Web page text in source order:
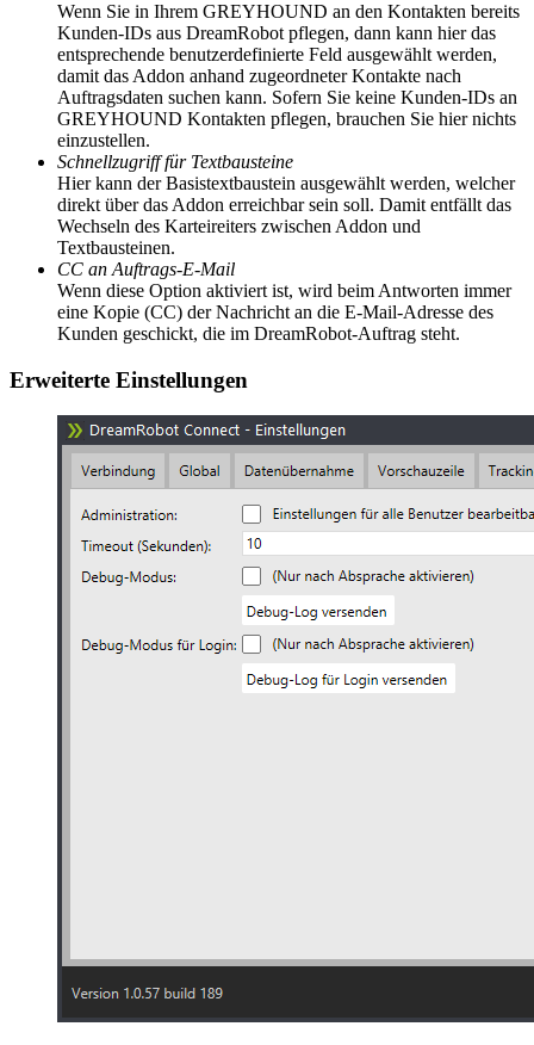
Wenn Sie in Ihrem GREYHOUND an den Kontakten bereits
Kunden-IDs aus DreamRobot pflegen, dann kann hier das
entsprechende benutzerdefinierte Feld ausgewählt werden,
damit das Addon anhand zugeordneter Kontakte nach
Auftragsdaten suchen kann. Sofern Sie keine Kunden-IDs an
GREYHOUND Kontakten pflegen, brauchen Sie hier nichts
einzustellen.
Schnellzugriff für Textbausteine
Hier kann der Basistextbaustein ausgewählt werden, welcher
direkt über das Addon erreichbar sein soll. Damit entfällt das
Wechseln des Karteireiters zwischen Addon und
Textbausteinen.
CC an Auftrags-E-Mail
Wenn diese Option aktiviert ist, wird beim Antworten immer
eine Kopie (CC) der Nachricht an die E-Mail-Adresse des
Kunden geschickt, die im DreamRobot-Auftrag steht.
Erweiterte Einstellungen